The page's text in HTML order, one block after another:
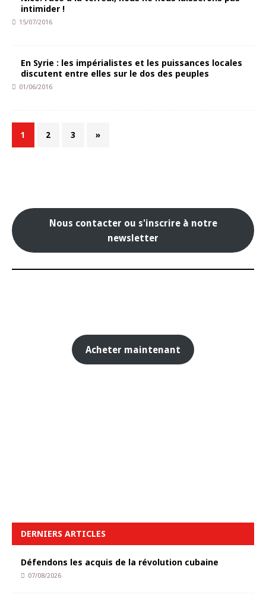
intimider !
15/07/2016
En Syrie : les impérialistes et les puissances locales
discutent entre elles sur le dos des peuples
01/06/2016
1 2 3 »
Nous contacter ou s'inscrire à notre
newsletter
Acheter maintenant
DERNIERS ARTICLES
Défendons les acquis de la révolution cubaine
07/08/2026